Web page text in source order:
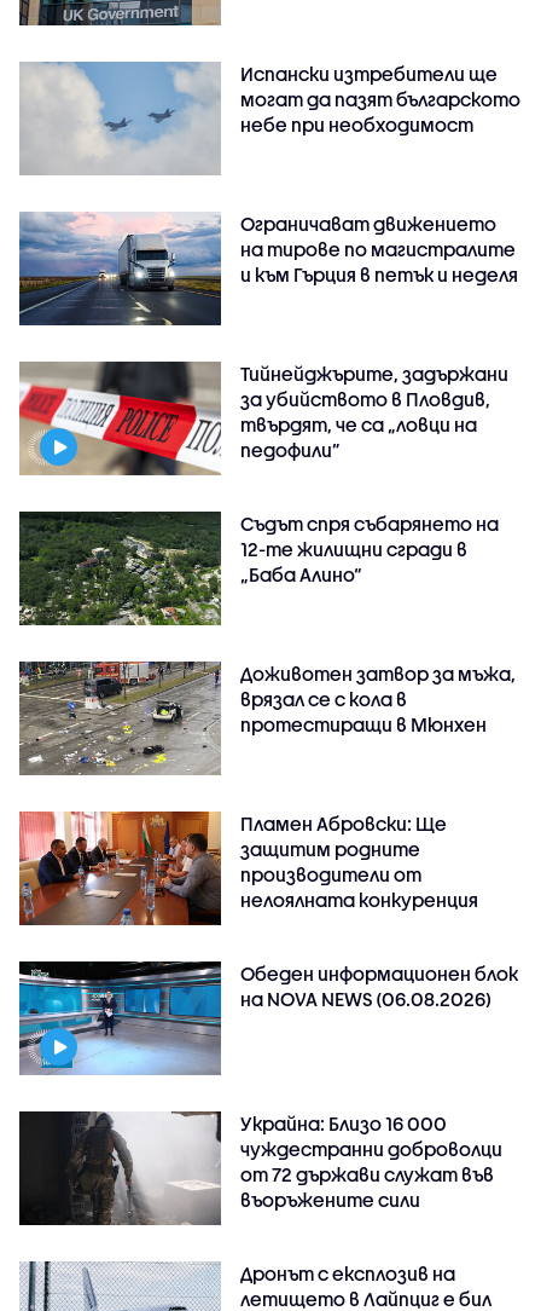
Испански изтребители ще
могат да пазят българското
небе при необходимост
Ограничават движението
на тирове по магистралите
и към Гърция в петък и неделя
Тийнейджърите, задържани
за убийството в Пловдив,
твърдят, че са „ловци на
педофили”
Съдът спря събарянето на
12-те жилищни сгради в
„Баба Алино“
Доживотен затвор за мъжа,
врязал се с кола в
протестиращи в Мюнхен
Пламен Абровски: Ще
защитим родните
производители от
нелоялната конкуренция
Обеден информационен блок
на NOVA NEWS (06.08.2026)
Украйна: Близо 16 000
чуждестранни доброволци
от 72 държави служат във
въоръжените сили
Дронът с експлозив на
летището в Лайпциг е бил